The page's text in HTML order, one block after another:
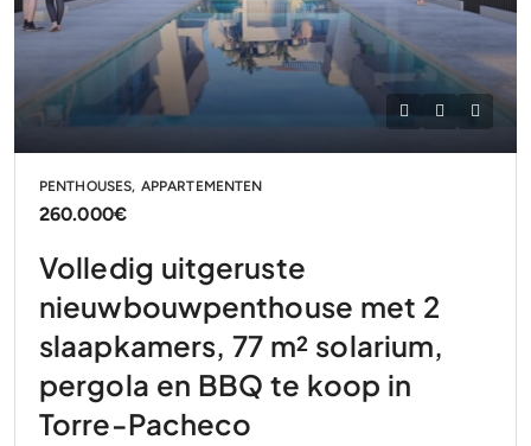
PENTHOUSES, APPARTEMENTEN
260.000€
Volledig uitgeruste
nieuwbouwpenthouse met 2
slaapkamers, 77 m² solarium,
pergola en BBQ te koop in
Torre-Pacheco